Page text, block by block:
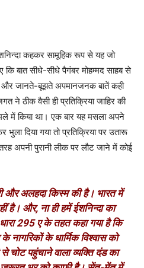
कहकर सामूहिक रूप से यह जो
कि बात सीधे-सीधे पैगंबर मोहम्मद साहब से
और जानते-बूझते अपमानजनक बातें कही
ने ठीक वैसी ही प्रतिक्रिया जाहिर की
में किया था। एक बार यह मसला अपने
भुला दिया गया तो प्रतिक्रिया पर उतारू
अपनी पुरानी लीक पर लौट जाने में कोई
और अलहदा किस्म की है। भारत में
है। और, ना ही हमें ईशनिन्दा का
295 ए के तहत कहा गया है कि
के नागरिकों के धार्मिक विश्वास को
चोट पहुंचाने वाला व्यक्ति दंड का